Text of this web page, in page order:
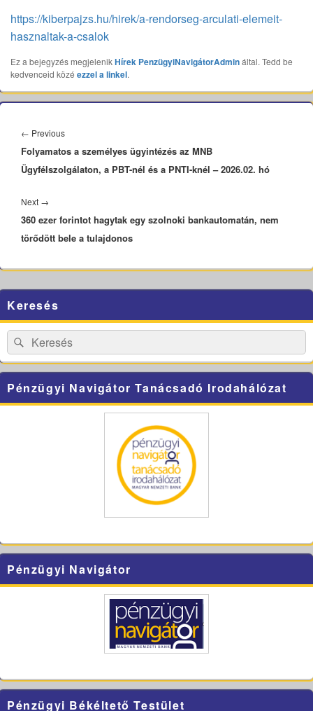
https://kiberpajzs.hu/hirek/a-rendorseg-arculati-elemeit-
hasznaltak-a-csalok
Ez a bejegyzés megjelenikHírek PenzügyiNavigátorAdmináltal. Tedd be
kedvenceid közé ezzel a linkel.
navigáció
← PreviousPrevious
post:
Folyamatos a személyes ügyintézés az MNB
Ügyfélszolgálaton, a PBT-nél és a PNTI-knél – 2026.02. hó
Next →
post:
360 ezer forintot hagytak egy szolnoki bankautomatán, nem
törődött bele a tulajdonos
Sidebar
Widget
Area
Keresés
Search
for:
Search
Pénzügyi Navigátor Tanácsadó Irodahálózat
Pénzügyi Navigátor
Pénzügyi Békéltető Testület